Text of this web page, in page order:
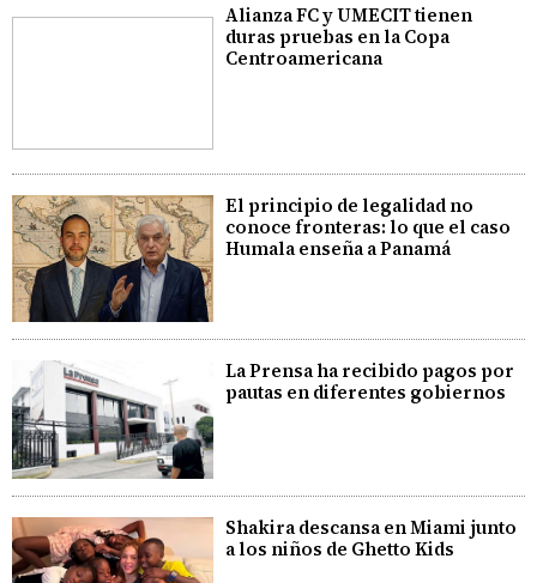
Alianza FC y UMECIT tienen
duras pruebas en la Copa
Centroamericana
El principio de legalidad no
conoce fronteras: lo que el caso
Humala enseña a Panamá
La Prensa ha recibido pagos por
pautas en diferentes gobiernos
Shakira descansa en Miami junto
a los niños de Ghetto Kids